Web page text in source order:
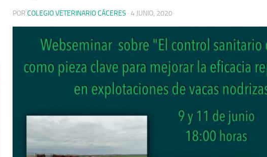
POR COLEGIO VETERINARIO CÁCERES · 4 JUNIO, 2020